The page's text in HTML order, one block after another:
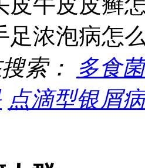
足浓泡病怎
索：
多食
点滴型银屑